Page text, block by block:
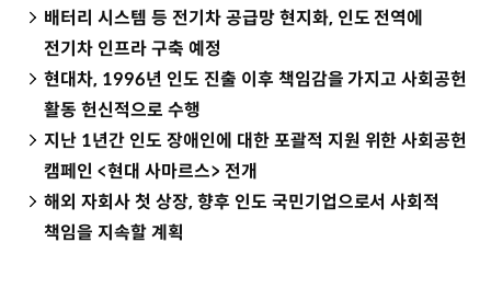
배터리 시스템 등 전기차 공급망 현지화, 인도 전역에
전기차 인프라 구축 예정
현대차, 1996년 인도 진출 이후 책임감을 가지고 사회공헌
활동 헌신적으로 수행
지난 1년간 인도 장애인에 대한 포괄적 지원 위한 사회공헌
캠페인 <현대 사마르스> 전개
해외 자회사 첫 상장, 향후 인도 국민기업으로서 사회적
책임을 지속할 계획